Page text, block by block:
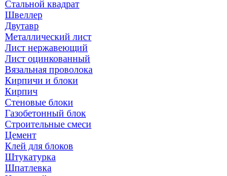
Стальной квадрат
Швеллер
Двутавр
Металлический лист
Лист нержавеющий
Лист оцинкованный
Вязальная проволока
Кирпичи и блоки
Кирпич
Стеновые блоки
Газобетонный блок
Строительные смеси
Цемент
Клей для блоков
Штукатурка
Шпатлевка